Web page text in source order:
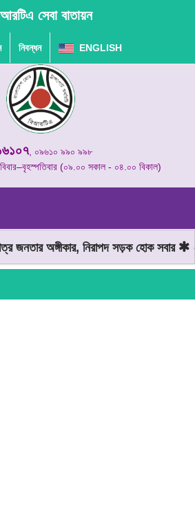
সেবা বাতায়ন
নিবন্ধন ENGLISH
, ০৯৬১০ ৯৯০ ৯৯৮
(০৯.০০ সকাল - ০৪.০০ বিকাল)
জনতার অঙ্গীকার, নিরাপদ সড়ক হোক সবার